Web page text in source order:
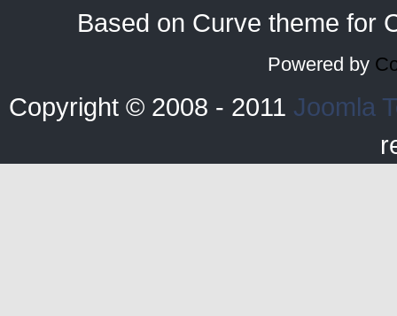
Based on Curve theme for
Powered by
Copyright © 2008 - 2011 Joomla